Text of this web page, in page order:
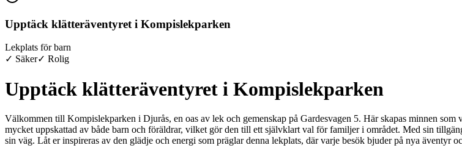
Upptäck klätteräventyret i Kompislekparken
Lekplats för barn
✓ Säker✓ Rolig
Upptäck klätteräventyret i Kompislekparken
Välkommen till Kompislekparken i Djurås, en oas av lek och gemenskap på Gardesvagen 5. Här skapas minnen
mycket uppskattad av både barn och föräldrar, vilket gör den till ett självklart val för familjer i området. Med sin
sin väg. Låt er inspireras av den glädje och energi som präglar denna lekplats, där varje besök bjuder på nya äventyr